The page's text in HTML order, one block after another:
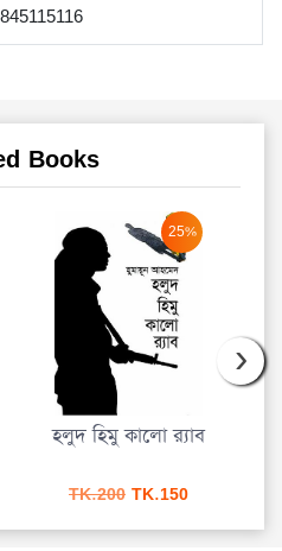
Books
25%
হলুদ হিমু কালো র‌্যাব
TK.200 Original
was:
TK.150Current
is:
›